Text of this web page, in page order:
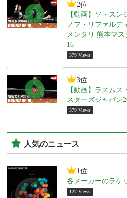
2位
【動画】ソ・スン
ノフ・リファルデ
メンタリ 熊本マス
16
379 Views
3位
【動画】ラスムス
スターズジャパン
379 Views
人気のニュース
1位
各メーカーのラケ
127 Views